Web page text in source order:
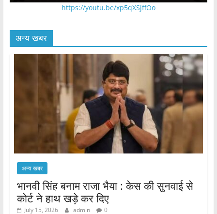
https://youtu.be/xp5qXSjffOo
अन्य खबर
अन्य खबर
भानवी सिंह बनाम राजा भैया : केस की सुनवाई से
कोर्ट ने हाथ खड़े कर दिए
July 15, 2026 admin 0